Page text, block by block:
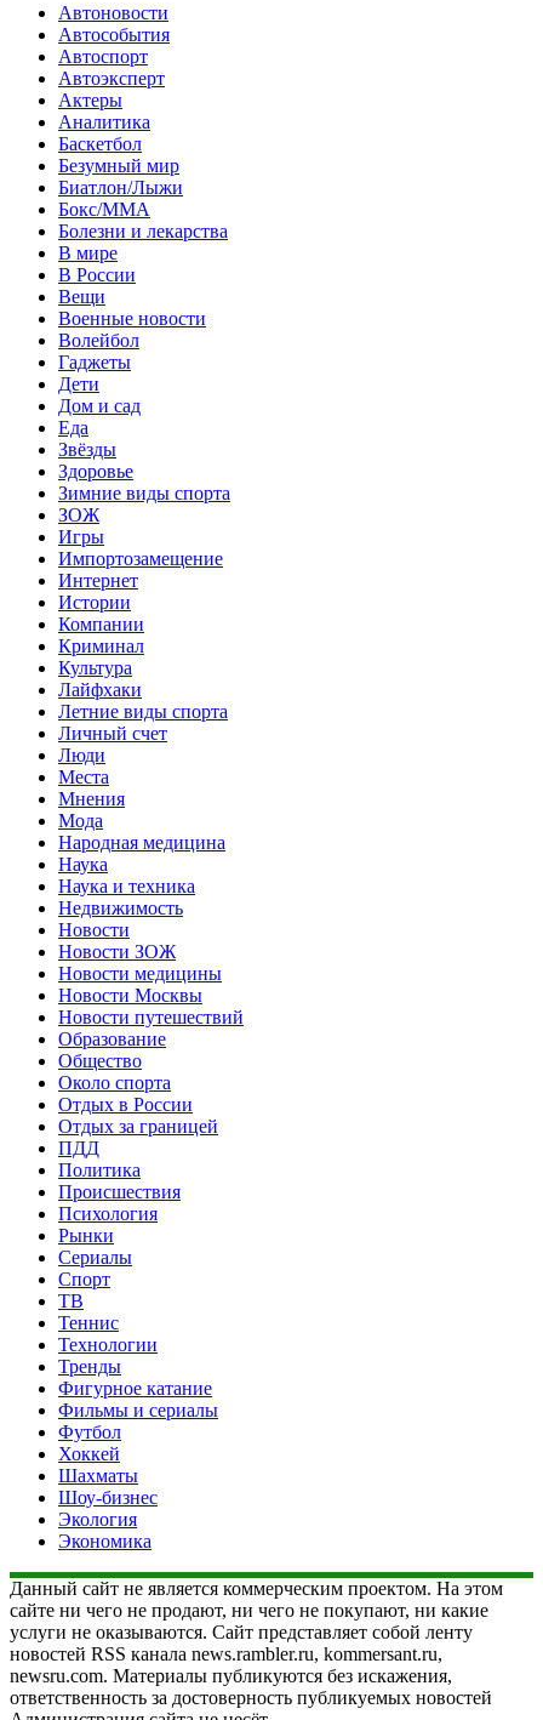
Автоновости
Автособытия
Автоспорт
Автоэксперт
Актеры
Аналитика
Баскетбол
Безумный мир
Биатлон/Лыжи
Бокс/MMA
Болезни и лекарства
В мире
В России
Вещи
Военные новости
Волейбол
Гаджеты
Дети
Дом и сад
Еда
Звёзды
Здоровье
Зимние виды спорта
ЗОЖ
Игры
Импортозамещение
Интернет
Истории
Компании
Криминал
Культура
Лайфхаки
Летние виды спорта
Личный счет
Люди
Места
Мнения
Мода
Народная медицина
Наука
Наука и техника
Недвижимость
Новости
Новости ЗОЖ
Новости медицины
Новости Москвы
Новости путешествий
Образование
Общество
Около спорта
Отдых в России
Отдых за границей
ПДД
Политика
Происшествия
Психология
Рынки
Сериалы
Спорт
ТВ
Теннис
Технологии
Тренды
Фигурное катание
Фильмы и сериалы
Футбол
Хоккей
Шахматы
Шоу-бизнес
Экология
Экономика
Данный сайт не является коммерческим проектом. На этом
сайте ни чего не продают, ни чего не покупают, ни какие
услуги не оказываются. Сайт представляет собой ленту
новостей RSS канала news.rambler.ru, kommersant.ru,
newsru.com. Материалы публикуются без искажения,
ответственность за достоверность публикуемых новостей